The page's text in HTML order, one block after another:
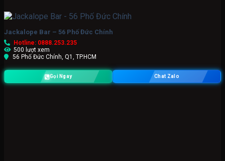
Jackalope Bar – 56 Phố Đức Chính
Hotline: 0888.253.235
500 lượt xem
56 Phố Đức Chính, Q1, TP.HCM
Gọi Ngay Chat Zalo